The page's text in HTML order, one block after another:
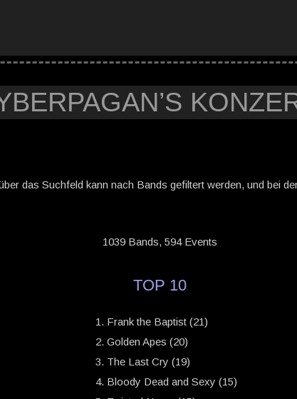
das Suchfeld kann nach Bands gefiltert werden, und bei
1039 Bands, 594 Events
TOP 10
Frank the Baptist (21)
Golden Apes (20)
The Last Cry (19)
Bloody Dead and Sexy (15)